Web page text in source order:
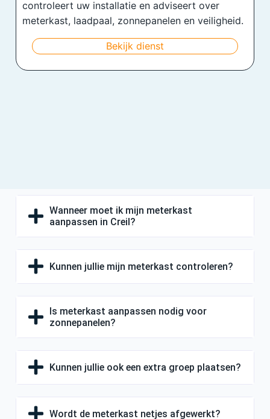
controleert uw installatie en adviseert over
meterkast, laadpaal, zonnepanelen en veiligheid.
Bekijk dienst
Wanneer moet ik mijn meterkast
aanpassen in Creil?
Kunnen jullie mijn meterkast controleren?
Is meterkast aanpassen nodig voor
zonnepanelen?
Kunnen jullie ook een extra groep plaatsen?
Wordt de meterkast netjes afgewerkt?